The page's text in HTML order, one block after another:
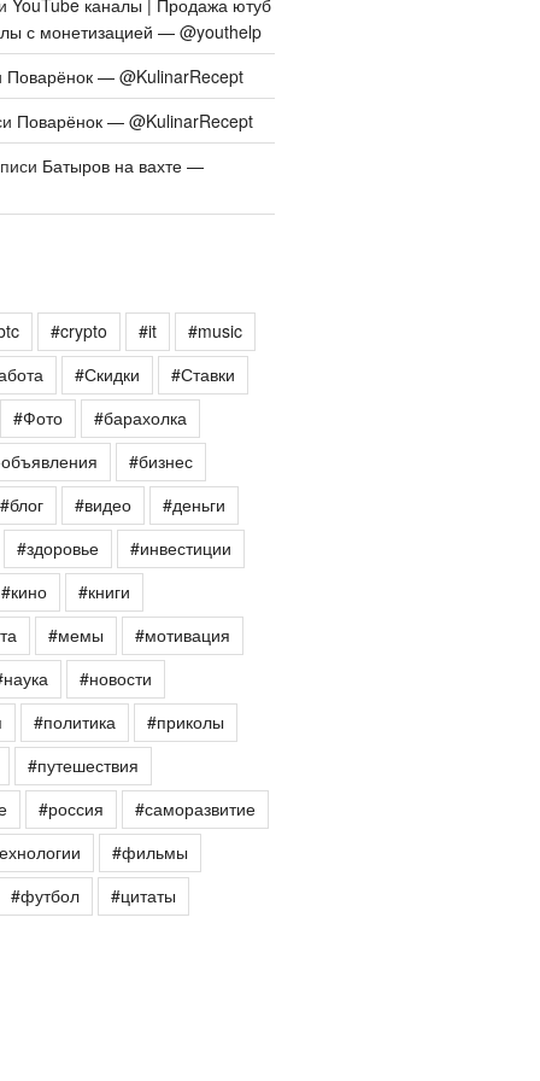
YouTube каналы | Продажа ютуб
с монетизацией — @youthelp
Поварёнок — @KulinarRecept
Поварёнок — @KulinarRecept
Батыров на вахте —
#crypto #it
#music
#Скидки
#Ставки
#Фото
#барахолка
#бизнес
#блог
#видео
#деньги
#здоровье
#инвестиции
#кино
#книги
#мемы
#мотивация
#новости
#политика
#приколы
#путешествия
#россия
#саморазвитие
#фильмы
#футбол
#цитаты